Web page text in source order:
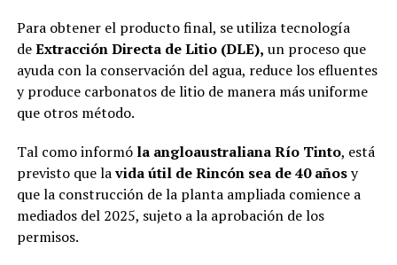
Para obtener el producto final, se utiliza tecnología
deExtracción Directa de Litio (DLE), un proceso que
ayuda con la conservación del agua, reduce los efluentes
y produce carbonatos de litio de manera más uniforme
que otros método.
Tal como informóla angloaustraliana Río Tinto, está
previsto que lavida útil de Rincón sea de 40 añosy
que la construcción de la planta ampliada comience a
mediados del 2025, sujeto a la aprobación de los
permisos.